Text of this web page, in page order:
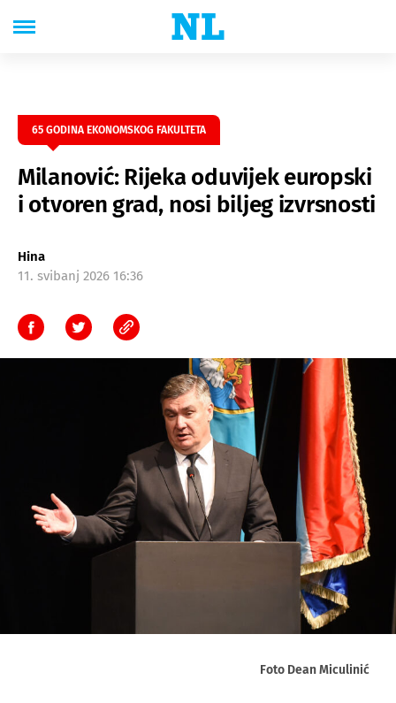
65 GODINA EKONOMSKOG FAKULTETA
Milanović: Rijeka oduvijek europski
i otvoren grad, nosi biljeg izvrsnosti
Hina
11. svibanj 2026 16:36
Foto Dean Miculinić